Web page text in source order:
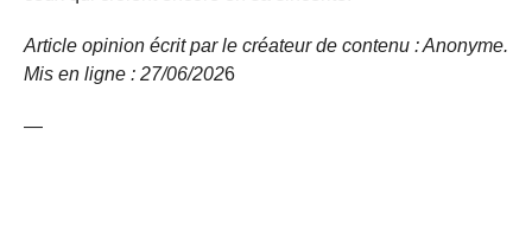
Article opinion écrit par le créateur de contenu : Anonyme.
Mis en ligne : 27/06/2026
—